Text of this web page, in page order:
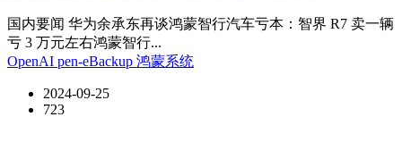
国内要闻 华为余承东再谈鸿蒙智行汽车亏本：智界 R7 卖一辆
亏 3 万元左右鸿蒙智行...
OpenAI pen-eBackup 鸿蒙系统
2024-09-25
723